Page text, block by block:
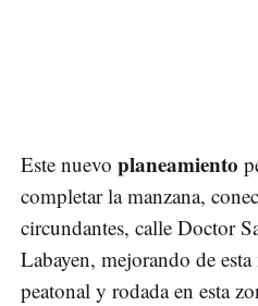
Este nuevo planeamiento
completar la manzana,
circundantes, calle Doctor
Labayen, mejorando de
peatonal y rodada en esta